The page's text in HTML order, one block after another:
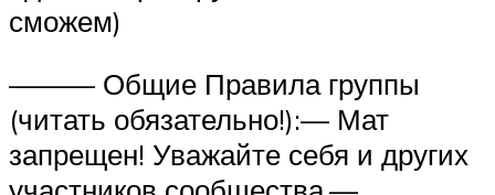
сможем)
——— Общие Правила группы
(читать обязательно!):— Мат
запрещен! Уважайте себя и других